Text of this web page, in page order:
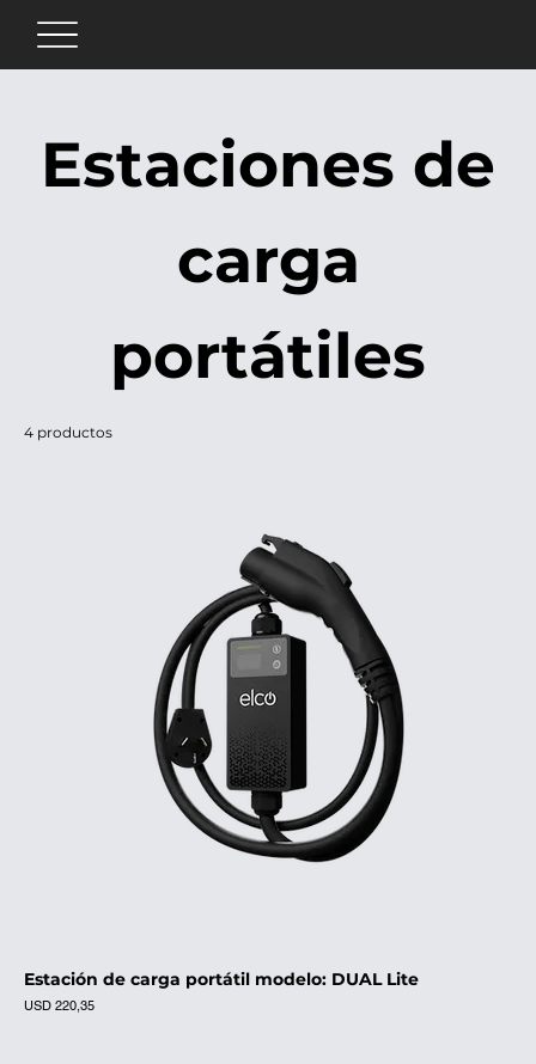
Estaciones de
carga
portátiles
4 productos
Estación de carga portátil modelo: DUAL Lite
Precio
USD 220,35